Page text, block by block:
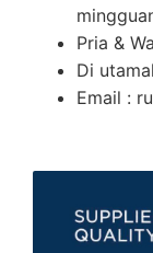
Pria &
Di
Email :